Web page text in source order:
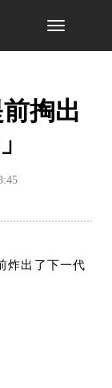
Toggle
掏出
炸出了下一代